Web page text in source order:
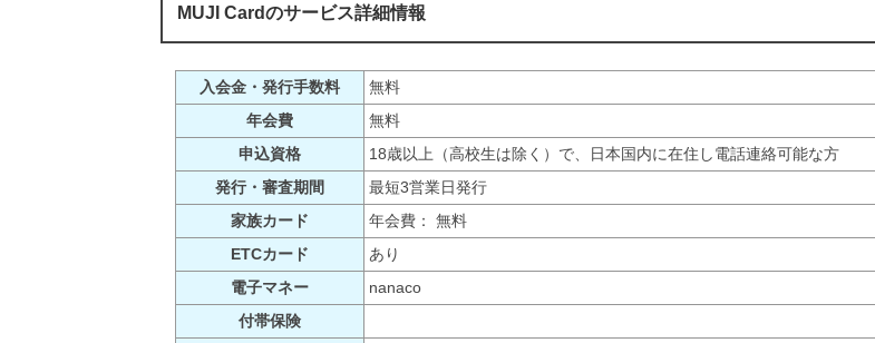
MUJI Cardのサービス詳細情報
入会金・発行手数料
無料
年会費
無料
申込資格
18歳以上（高校生は除く）で、日本国内に在住し電話連絡可能な方
発行・審査期間
最短3営業日発行
家族カード
年会費： 無料
ETCカード
あり
電子マネー
nanaco
付帯保険